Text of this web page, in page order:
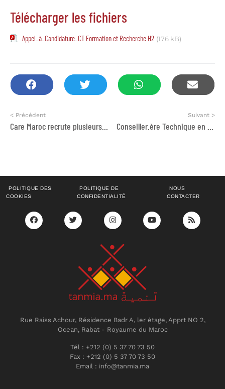
Télécharger les fichiers
Appel_à_Candidature_CT Formation et Recherche H2 (176 kB)
< Précédent Suivant >
POLITIQUE DES
COOKIES
POLITIQUE DE
CONFIDENTIALITÉ
NOUS
CONTACTER
Rue Raiss Achour, Résidence Badr A, ler étage, Apprt NO 2,
Ocean, Rabat - Royaume du Maroc
Tél : +212 (0) 5 37 70 73 50
Fax : +212 (0) 5 37 70 73 50
Email : info@tanmia.ma